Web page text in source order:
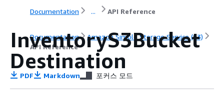
Documentation ... API Reference
Documentation
Amazon Simple Storage Service (S3)
API Reference
InventoryS3Bucket
Destination
PDF Markdown 포커스 모드